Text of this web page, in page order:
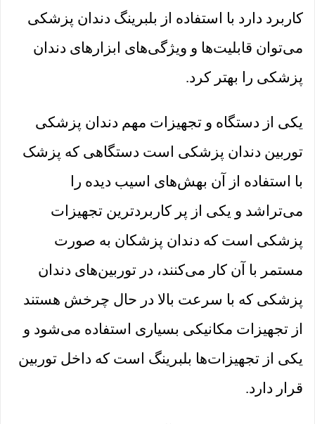
کاربرد دارد با استفاده از بلبرینگ دندان پزشکی
می‌توان قابلیت‌ها و ویژگی‌های ابزارهای دندان
پزشکی را بهتر کرد.
یکی از دستگاه و تجهیزات مهم دندان پزشکی
توربین دندان پزشکی است دستگاهی که پزشک
با استفاده از آن بهش‌های اسیب دیده را
می‌تراشد و یکی از پر کاربرد‌ترین تجهیزات
پزشکی است که دندان پزشکان به صورت
مستمر با آن کار می‌کنند، در توربین‌های دندان
پزشکی که با سرعت بالا در حال چرخش هستند
از تجهیزات مکانیکی بسیاری استفاده می‌شود و
یکی از تجهیزات‌ها بلبرینگ است که داخل توربین
قرار دارد.